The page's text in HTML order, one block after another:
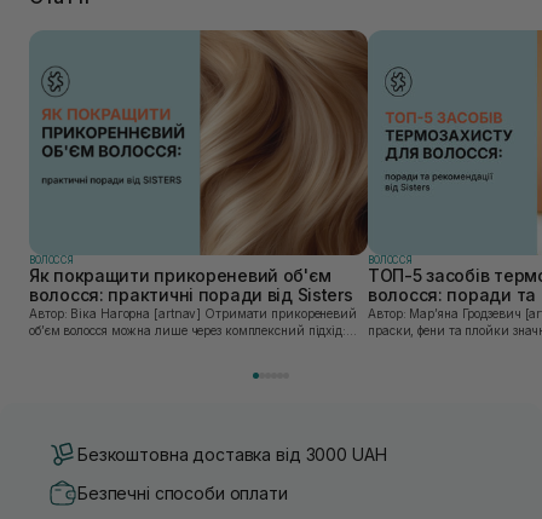
ВОЛОССЯ
Як покращити прикореневий об'єм
волосся: практичні поради від Sisters
Автор: Віка Нагорна [artnav] Отримати прикореневий
об’єм волосся можна лише через комплексний підхід:
ВОЛОССЯ
ТОП-5 засобів
волосся: поради та
Sisters
Автор: Марʼяна Гродзевич [artnav] Сучасні
праски, фени та плойки
Безкоштовна доставка від 3000 UAH
Безпечні способи оплати